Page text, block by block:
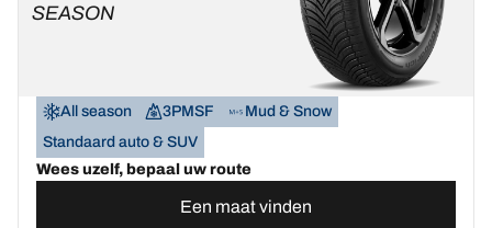
SEASON
All season 3PMSF
Mud & Snow
Standaard auto & SUV
Wees uzelf, bepaal uw route
Een maat vinden